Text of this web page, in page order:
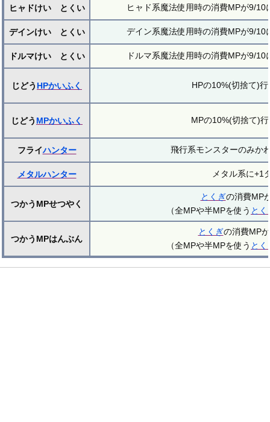
ヒャドけい とくい ヒャド系魔法使用時の消費MPが9/
デインけい とくい デイン系魔法使用時の消費MPが9/10
ドルマけい とくい ドルマ系魔法使用時の消費MPが9/
じどう HPかいふく HPの10%(切捨て)
じどう MPかいふく MPの10%(切捨て)
フライハンター 飛行系モンスターのみか
メタルハンター メタル系に+1
つかうMPせつやく
とくぎの消費MP
（全MPや半MPを使う とく
つかうMPはんぶん
とくぎの消費MP
（全MPや半MPを使う とく